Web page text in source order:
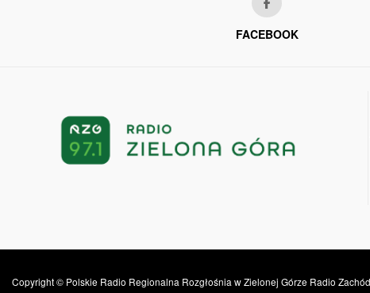
FACEBOOK
Copyright © Polskie Radio Regionalna Rozgłośnia w Zielonej Górze Radio